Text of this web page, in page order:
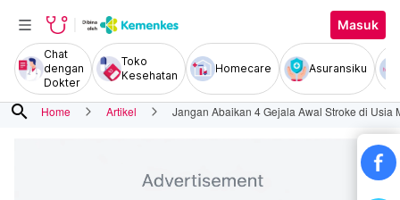
Masuk
Chat
dengan
Dokter
Toko
Kesehatan
Homecare Asuransiku
search Home Artikel Jangan Abaikan 4 Gejala Awal Stroke di Usia